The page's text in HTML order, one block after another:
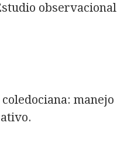
observacional
manejo